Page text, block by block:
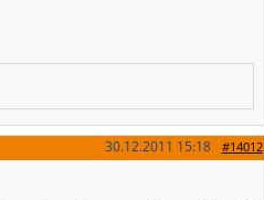
#14012
30.12.2011 15:18